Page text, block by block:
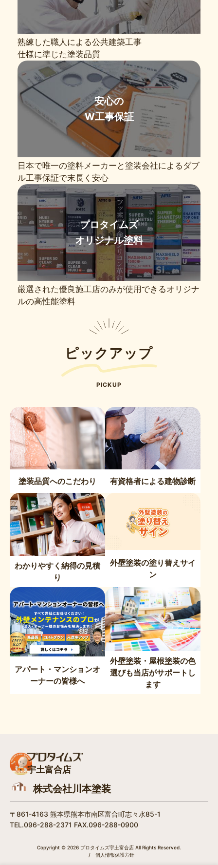
熟練した職人による公共建築工事
仕様に準じた塗装品質
安心の
W工事保証
日本で唯一の塗料メーカーと塗装会社によるダブ
ル工事保証で末長く安心
プロタイムズ
オリジナル塗料
厳選された優良施工店のみが使用できるオリジナ
ルの高性能塗料
ピックアップ
PICKUP
塗装品質へのこだわり 有資格者による建物診断
わかりやすく納得の見積
り
外壁塗装の塗り替えサイ
ン
アパート・マンションオ
ーナーの皆様へ
外壁塗装・屋根塗装の色
選びも当店がサポートし
ます
宇土富合店
株式会社川本塗装
〒861-4163 熊本県熊本市南区富合町志々水85-1
TEL.096-288-2371 FAX.096-288-0900
Copyright © 2026 プロタイムズ宇土富合店 All Rights Reserved.
/
個人情報保護方針